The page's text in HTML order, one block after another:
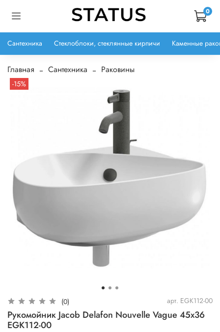
0
Сантехника Стеклоблоки, стеклянные кирпичи Каменные
Главная Сантехника Раковины
-15%
(0) арт. EGK112-00
Рукомойник Jacob Delafon Nouvelle Vague 45x36
EGK112-00